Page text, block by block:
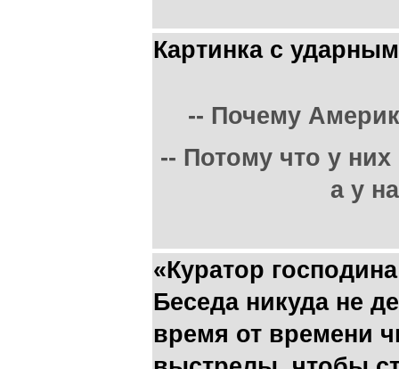
Картинка с
-- Почему
-- Потому что у
а у
«Куратор
Беседа никуда не
время от времени